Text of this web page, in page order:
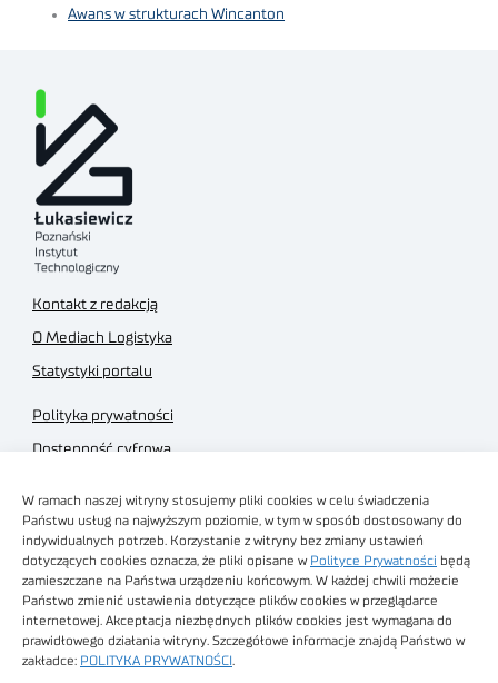
W ramach naszej witryny stosujemy pliki cookies w celu świadczenia
Państwu usług na najwyższym poziomie, w tym w sposób dostosowany do
indywidualnych potrzeb. Korzystanie z witryny bez zmiany ustawień
dotyczących cookies oznacza, że pliki opisane w Polityce Prywatności będą
zamieszczane na Państwa urządzeniu końcowym. W każdej chwili możecie
Państwo zmienić ustawienia dotyczące plików cookies w przeglądarce
internetowej. Akceptacja niezbędnych plików cookies jest wymagana do
prawidłowego działania witryny. Szczegółowe informacje znajdą Państwo w
zakładce: POLITYKA PRYWATNOŚCI
Awans w strukturach Wincanton
Kontakt z redakcją
O Mediach Logistyka
Statystyki portalu
Polityka prywatności
Dostępność cyfrowa
Regulamin sklepu
Obrazy stockowe
autorstwa